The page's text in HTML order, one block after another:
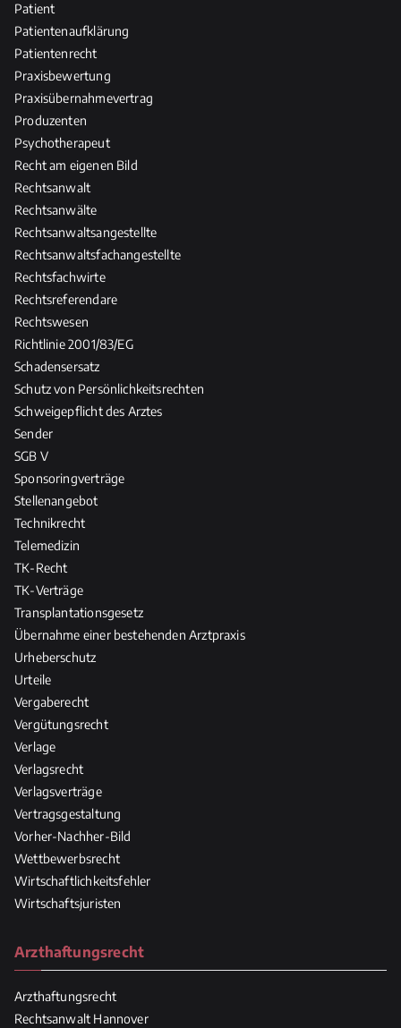
Patient
Patientenaufklärung
Patientenrecht
Praxisbewertung
Praxisübernahmevertrag
Produzenten
Psychotherapeut
Recht am eigenen Bild
Rechtsanwalt
Rechtsanwälte
Rechtsanwaltsangestellte
Rechtsanwaltsfachangestellte
Rechtsfachwirte
Rechtsreferendare
Rechtswesen
Richtlinie 2001/83/EG
Schadensersatz
Schutz von Persönlichkeitsrechten
Schweigepflicht des Arztes
Sender
SGB V
Sponsoringverträge
Stellenangebot
Technikrecht
Telemedizin
TK-Recht
TK-Verträge
Transplantationsgesetz
Übernahme einer bestehenden Arztpraxis
Urheberschutz
Urteile
Vergaberecht
Vergütungsrecht
Verlage
Verlagsrecht
Verlagsverträge
Vertragsgestaltung
Vorher-Nachher-Bild
Wettbewerbsrecht
Wirtschaftlichkeitsfehler
Wirtschaftsjuristen
Arzthaftungsrecht
Arzthaftungsrecht
Rechtsanwalt Hannover